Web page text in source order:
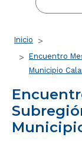
Ruta de
Inicio
Encuentro
Municipio